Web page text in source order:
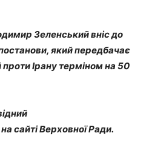
Зеленський вніс до
який передбачає
Ірану терміном на 50
на сайті Верховної Ради.